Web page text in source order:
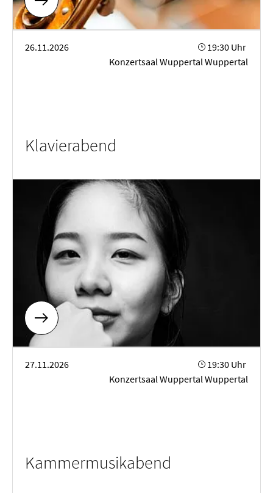
26.11.2026
19:30 Uhr
Konzertsaal Wuppertal Wuppertal
Klavierabend
27.11.2026
19:30 Uhr
Konzertsaal Wuppertal Wuppertal
Kammer­musik­abend